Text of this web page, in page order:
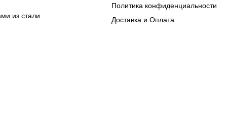
из стали
Политика конфиденциальности
Доставка и Оплата